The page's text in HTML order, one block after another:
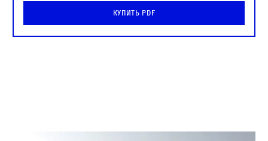
Купить PDF